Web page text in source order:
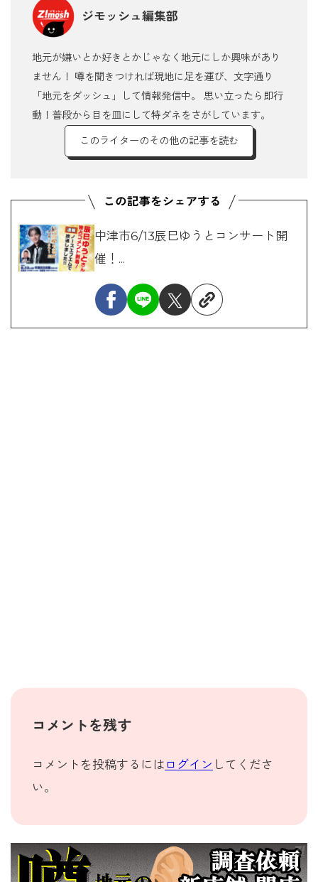
ジモッシュ編集部
地元が嫌いとか好きとかじゃなく地元にしか興味があり
ません！ 噂を聞きつければ現地に足を運び、文字通り
「地元をダッシュ」して情報発信中。 思い立ったら即行
動！普段から目を皿にして特ダネをさがしています。
このライターのその他の記事を読む
中津市6/13辰巳ゆうとコンサート開
催！...
コメントを残す
コメントを投稿するには ログイン してくださ
い。